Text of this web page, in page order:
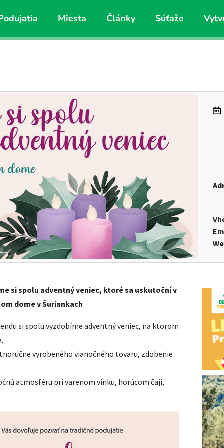
Miesta Články Súťaže
si spolu adventný veniec, ktoré sa uskutoční v
dome v Šuriankach
si spolu vyzdobíme adventný veniec, na ktorom
vyrobeného vianočného tovaru, zdobenie
atmosféru pri varenom vínku, horúcom čaji,